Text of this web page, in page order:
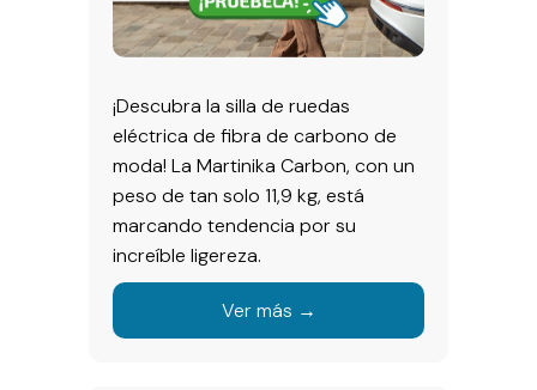
¡Descubra la silla de ruedas
eléctrica de fibra de carbono de
moda! La Martinika Carbon, con un
peso de tan solo 11,9 kg, está
marcando tendencia por su
increíble ligereza.
Ver más →